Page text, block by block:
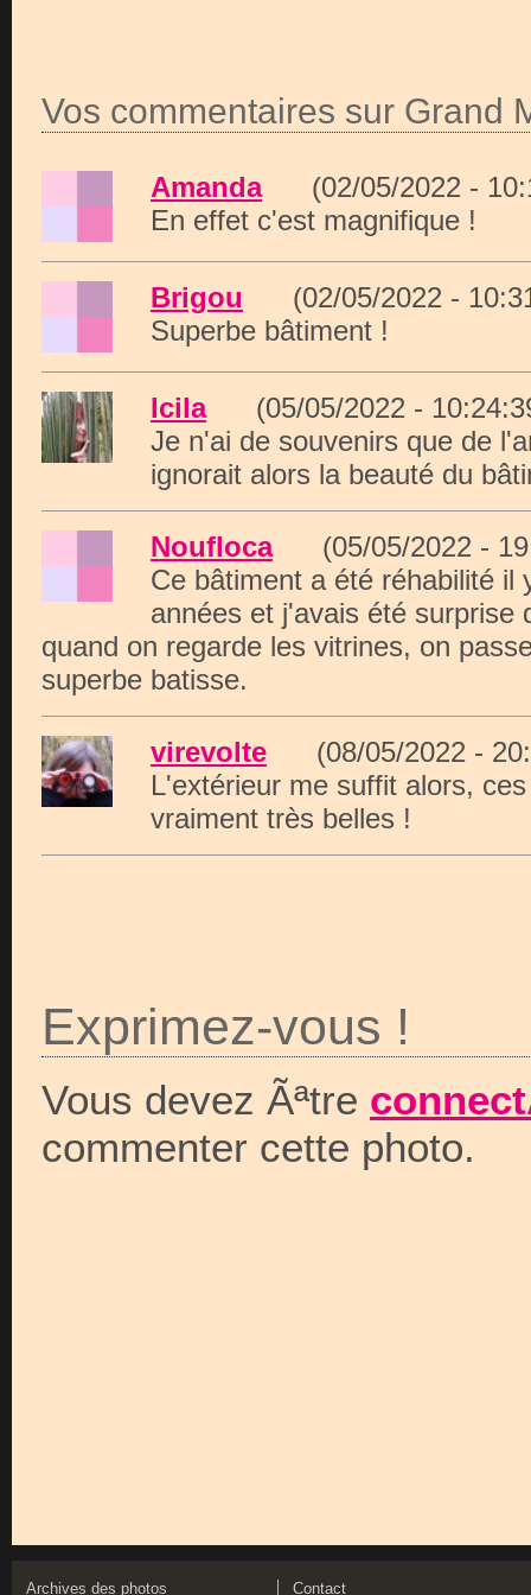
Vos commentaires sur Grand
Amanda(02/05/2022 -
En effet c'est magnifique !
Brigou (02/05/2022 -
Superbe bâtiment !
Icila(05/05/2022 -
Je n'ai de souvenirs que de
ignorait alors la beauté du
Noufloca(05/05/2022 -
Ce bâtiment a été réhabilité il
années et j'avais été surprise
quand on regarde les vitrines, on
superbe batisse.
virevolte (08/05/2022 -
L'extérieur me suffit alors,
vraiment très belles !
Exprimez-vous !
Vous devez Ãªtre
commenter cette photo.
Archives des photos Contact